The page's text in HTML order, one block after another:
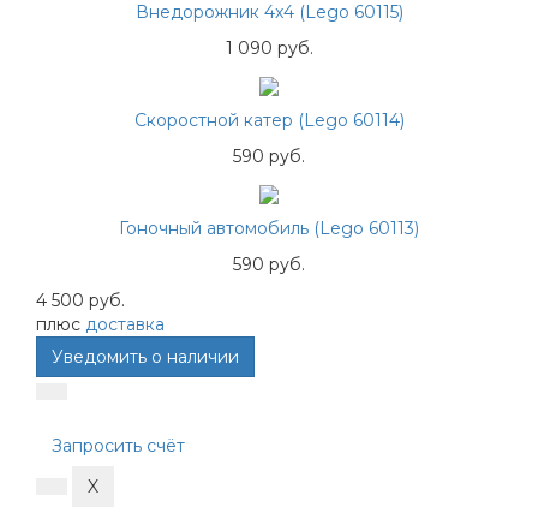
Внедорожник 4x4 (Lego 60115)
1 090 руб.
Скоростной катер (Lego 60114)
590 руб.
Гоночный автомобиль (Lego 60113)
590 руб.
4 500 руб.
плюс доставка
Запросить счёт